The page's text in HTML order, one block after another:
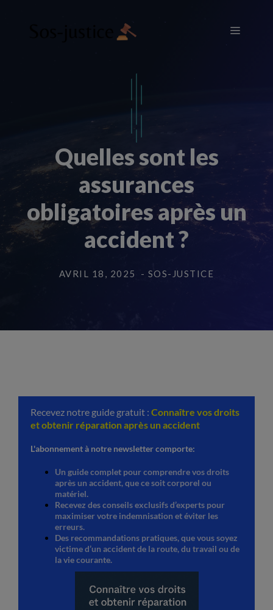
Menu
Quelles sont les
assurances
obligatoires après un
accident ?
AVRIL 18, 2025 - SOS-JUSTICE